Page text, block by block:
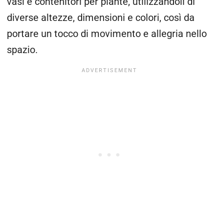
diverse altezze, dimensioni e colori, così da
portare un tocco di movimento e allegria nello
spazio.